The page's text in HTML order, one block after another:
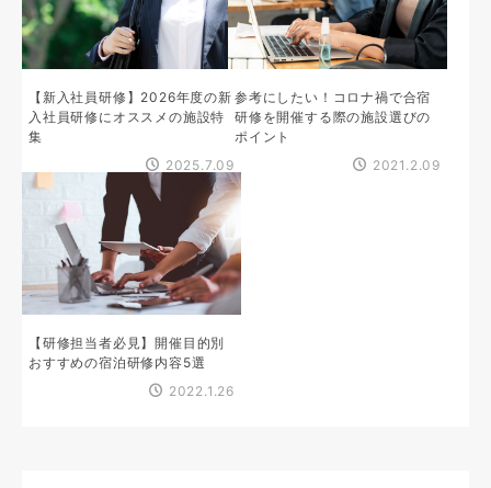
【新入社員研修】2026年度の新
入社員研修にオススメの施設特
集
2025.7.09
参考にしたい！コロナ禍で合宿
研修を開催する際の施設選びの
ポイント
2021.2.09
【研修担当者必見】開催目的別
おすすめの宿泊研修内容5選
2022.1.26